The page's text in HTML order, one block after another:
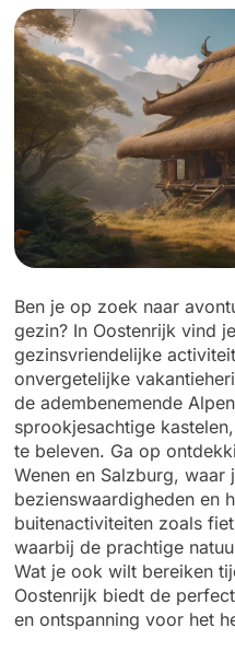
Ben je op zoek naar
gezin? In Oostenrijk vind
gezinsvriendelijke
onvergetelijke
de adembenemende
sprookjesachtige
te beleven. Ga op
Wenen en Salzburg, waar
bezienswaardigheden en
buitenactiviteiten zoals
waarbij de prachtige
Wat je ook wilt bereiken
Oostenrijk biedt de
en ontspanning voor het